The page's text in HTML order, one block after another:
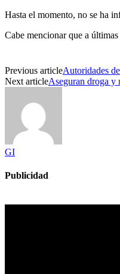
Hasta el momento, no se ha
Cabe mencionar que a
Previous articleAutoridades
Next articleAseguran droga y
GI
Publicidad